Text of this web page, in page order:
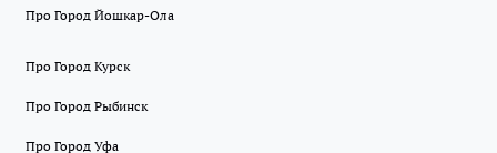
Про Город Йошкар-Ола
Про Город Курск
Про Город Рыбинск
Про Город Уфа